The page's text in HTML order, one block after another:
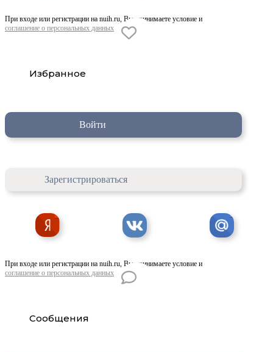
При входе или регистрации на nuih.ru, Вы принимаете условие и
соглашение о персональных данных
Избранное
Войти
Зарегистрироваться
При входе или регистрации на nuih.ru, Вы принимаете условие и
соглашение о персональных данных
Сообщения